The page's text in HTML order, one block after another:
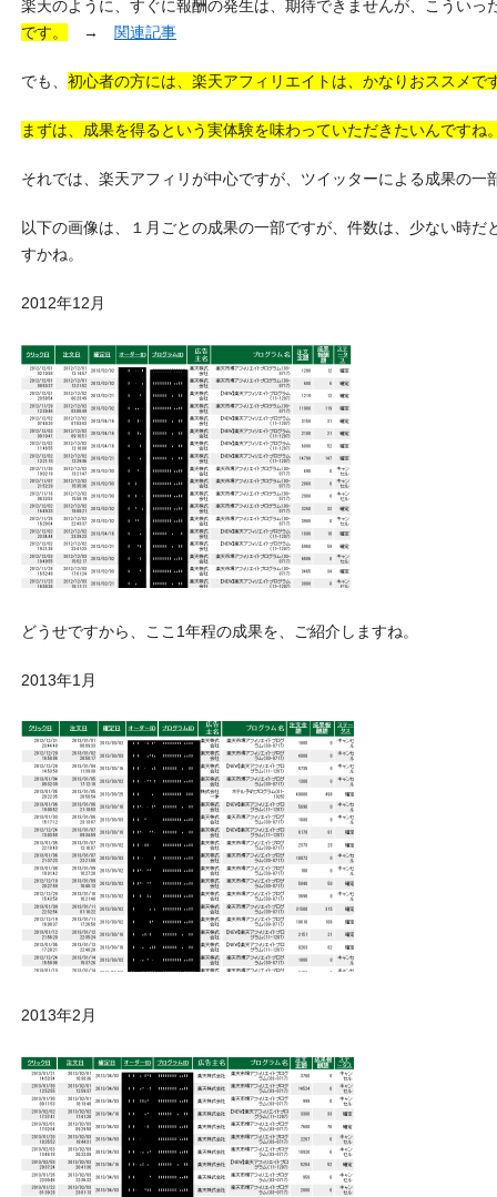
楽天のように、すぐに報酬の発生は、期待できませんが、こういっ
です。
→ 関連記事
でも、 初心者の方には、楽天アフィリエイトは、かなりおススメで
まずは、成果を得るという実体験を味わっていただきたいんですね
それでは、楽天アフィリが中心ですが、ツイッターによる成果の一
以下の画像は、１月ごとの成果の一部ですが、件数は、少ない時だ
すかね。
2012年12月
どうせですから、ここ1年程の成果を、ご紹介しますね。
2013年1月
2013年2月